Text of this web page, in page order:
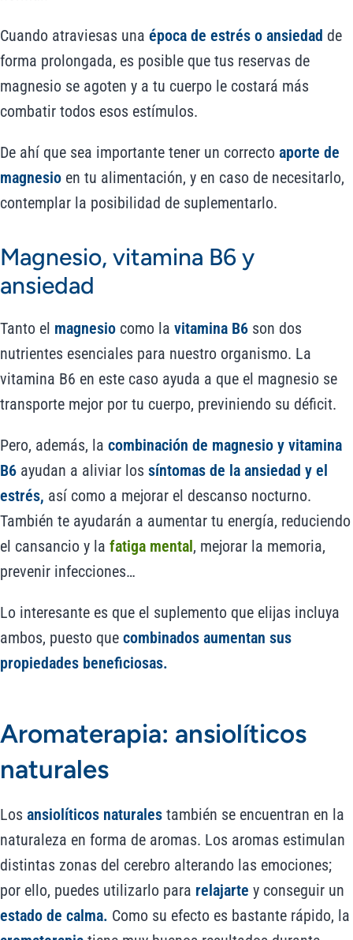
Cuando atraviesas una época de estrés o ansiedad de
forma prolongada, es posible que tus reservas de
magnesio se agoten y a tu cuerpo le costará más
combatir todos esos estímulos.
De ahí que sea importante tener un correcto aporte de
magnesio en tu alimentación, y en caso de necesitarlo,
contemplar la posibilidad de suplementarlo.
Magnesio, vitamina B6 y
ansiedad
Tanto el magnesio como la vitamina B6 son dos
nutrientes esenciales para nuestro organismo. La
vitamina B6 en este caso ayuda a que el magnesio se
transporte mejor por tu cuerpo, previniendo su déficit.
Pero, además, la combinación de magnesio y vitamina
B6 ayudan a aliviar los síntomas de la ansiedad y el
estrés, así como a mejorar el descanso nocturno.
También te ayudarán a aumentar tu energía, reduciendo
el cansancio y la fatiga mental, mejorar la memoria,
prevenir infecciones…
Lo interesante es que el suplemento que elijas incluya
ambos, puesto que combinados aumentan sus
propiedades beneficiosas.
Aromaterapia: ansiolíticos
naturales
Los ansiolíticos naturales también se encuentran en la
naturaleza en forma de aromas. Los aromas estimulan
distintas zonas del cerebro alterando las emociones;
por ello, puedes utilizarlo para relajarte y conseguir un
estado de calma. Como su efecto es bastante rápido, la